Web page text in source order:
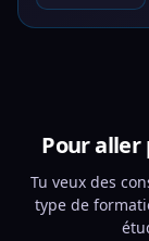
Pour
Tu veux des
type de